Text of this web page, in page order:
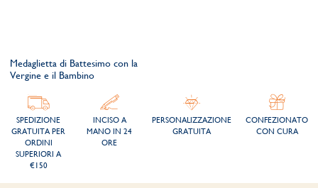
Medaglietta di Battesimo con la
Vergine e il Bambino
SPEDIZIONE
GRATUITA PER
ORDINI
SUPERIORI A
€150
INCISO A
MANO IN 24
ORE
PERSONALIZZAZIONE
GRATUITA
CONFEZIONATO
CON CURA